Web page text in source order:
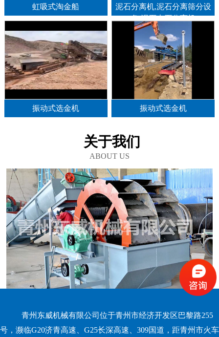
虹吸式淘金船
泥石分离机,泥石分离筛分设
备,泥石土石分离机
振动式选金机 振动式选金机
关于我们
ABOUT US
青州东威机械有限公司位于青州市经济开发区巴黎路255
号，濒临G20济青高速、G25长深高速、309国道，距青州市火车